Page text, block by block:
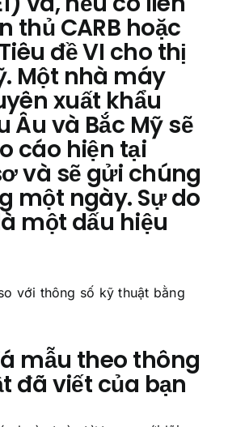
thủ CARB hoặc
Tiêu đề VI cho thị
Một nhà máy
xuất khẩu
Âu và Bắc Mỹ sẽ
cáo hiện tại
và sẽ gửi chúng
một ngày. Sự do
một dấu hiệu
với thông số kỹ thuật bằng
mẫu theo thông
đã viết của bạn